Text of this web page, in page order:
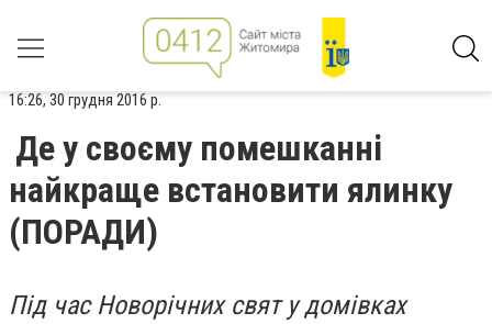
16:26, 30 грудня 2016 р.
Де у своєму помешканні
найкраще встановити ялинку
(ПОРАДИ)
Під час Новорічних свят у домівках